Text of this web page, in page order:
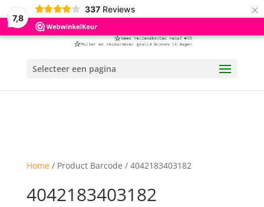
7,8
337 Reviews ×
Selecteer een pagina
Home/ Product Barcode / 4042183403182
4042183403182